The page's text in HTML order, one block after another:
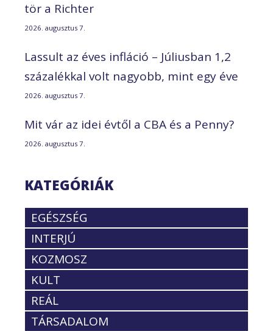
tör a Richter
2026. augusztus 7.
Lassult az éves infláció – Júliusban 1,2
százalékkal volt nagyobb, mint egy éve
2026. augusztus 7.
Mit vár az idei évtől a CBA és a Penny?
2026. augusztus 7.
KATEGÓRIÁK
EGÉSZSÉG
INTERJÚ
KOZMOSZ
KULT
REÁL
TÁRSADALOM